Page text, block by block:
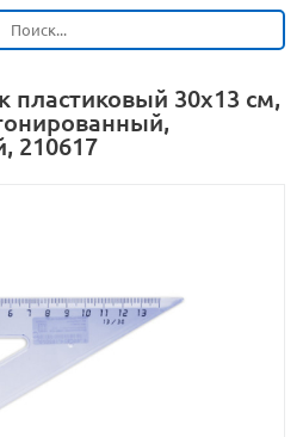
пластиковый 30х13 см,
210617